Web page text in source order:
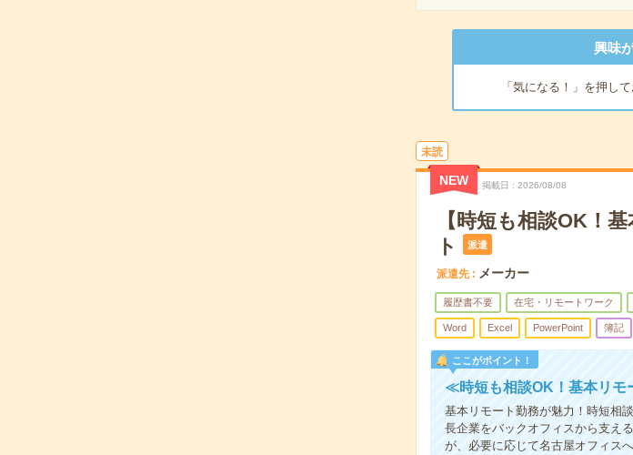
興味
「気になる！」を押し
未読
NEW 掲載日 2026/08/08
【時短も相談OK！
ト
派遣
派遣先 メーカー
履歴書不要 在宅・リモートワーク
Word Excel PowerPoint 簿記
ここがポイント！
≪時短も相談OK！基本リモ
基本リモート勤務が魅力！時短相
長企業をバックオフィスから支え
が、必要に応じて名古屋オフィス